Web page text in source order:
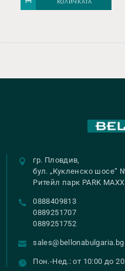
КОЛИЧКАТА
гр. Пловдив,
бул. „Кукленско шосе“
Ритейл парк PARK MAXX
0888409813
0889251707
0889251752
sales@bellonabulgaria.bg
Пон.-Нед.: от 10:00 до